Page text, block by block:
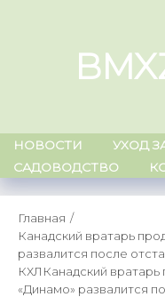
НОВОСТИ УХОД
САДОВОДСТВО
Главная
Канадский вратарь
развалится после
КХЛ Канадский вратарь
«Динамо» развалится